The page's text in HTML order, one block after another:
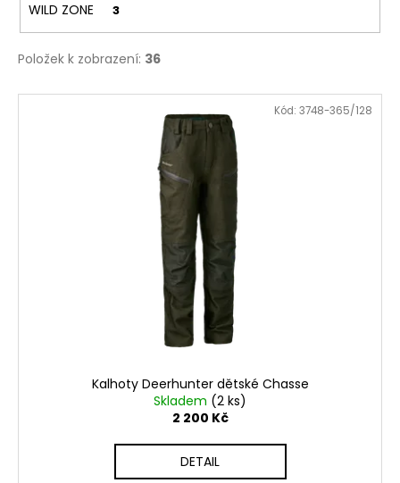
WILD ZONE 3
Položek k zobrazení: 36
V
Kalhoty Deerhunter dětské Chasse
Skladem (2 ks)
2 200 Kč
DETAIL
Kód: 3748-365/128